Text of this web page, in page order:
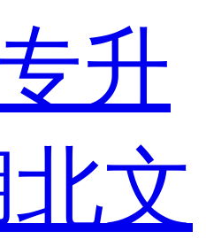
升
文